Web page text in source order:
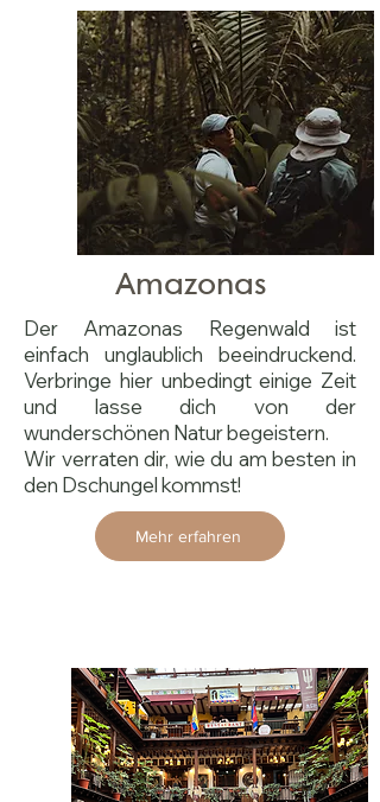
Amazonas
Der Amazonas Regenwald ist
einfach unglaublich beeindruckend.
Verbringe hier unbedingt einige Zeit
und lasse dich von der
wunderschönen Natur begeistern.
Wir verraten dir, wie du am besten in
den Dschungel kommst!
Mehr erfahren